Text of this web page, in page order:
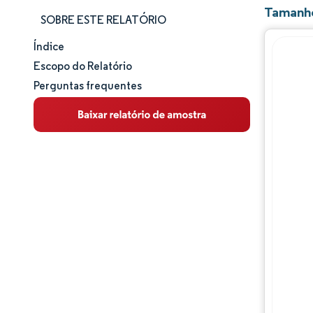
SOBRE ESTE RELATÓRIO
Tamanho e participação de mercado
Análise de mercado
Tendências e insights
Índice
Escopo do Relatório
Perguntas frequentes